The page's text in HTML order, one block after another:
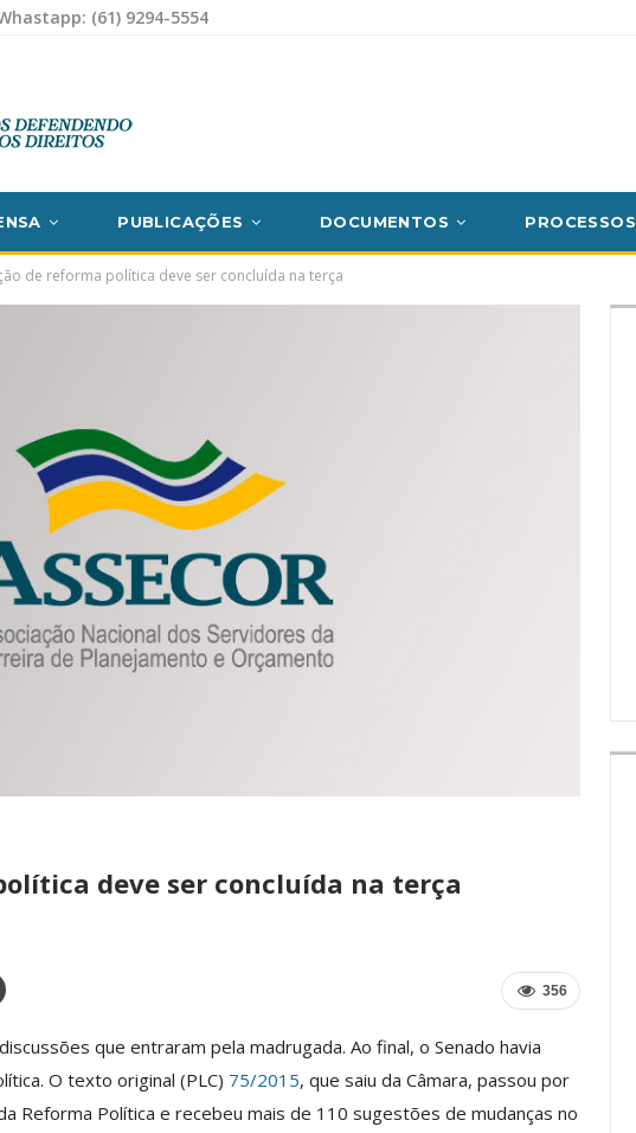
(61) 9294-5554
PUBLICAÇÕES DOCUMENTOS PROCESSOS
de reforma política deve ser concluída na terça
deve ser concluída na terça
356
que entraram pela madrugada. Ao final, o Senado havia
O texto original (PLC) 75/2015, que saiu da Câmara, passou por
Reforma Política e recebeu mais de 110 sugestões de mudanças no